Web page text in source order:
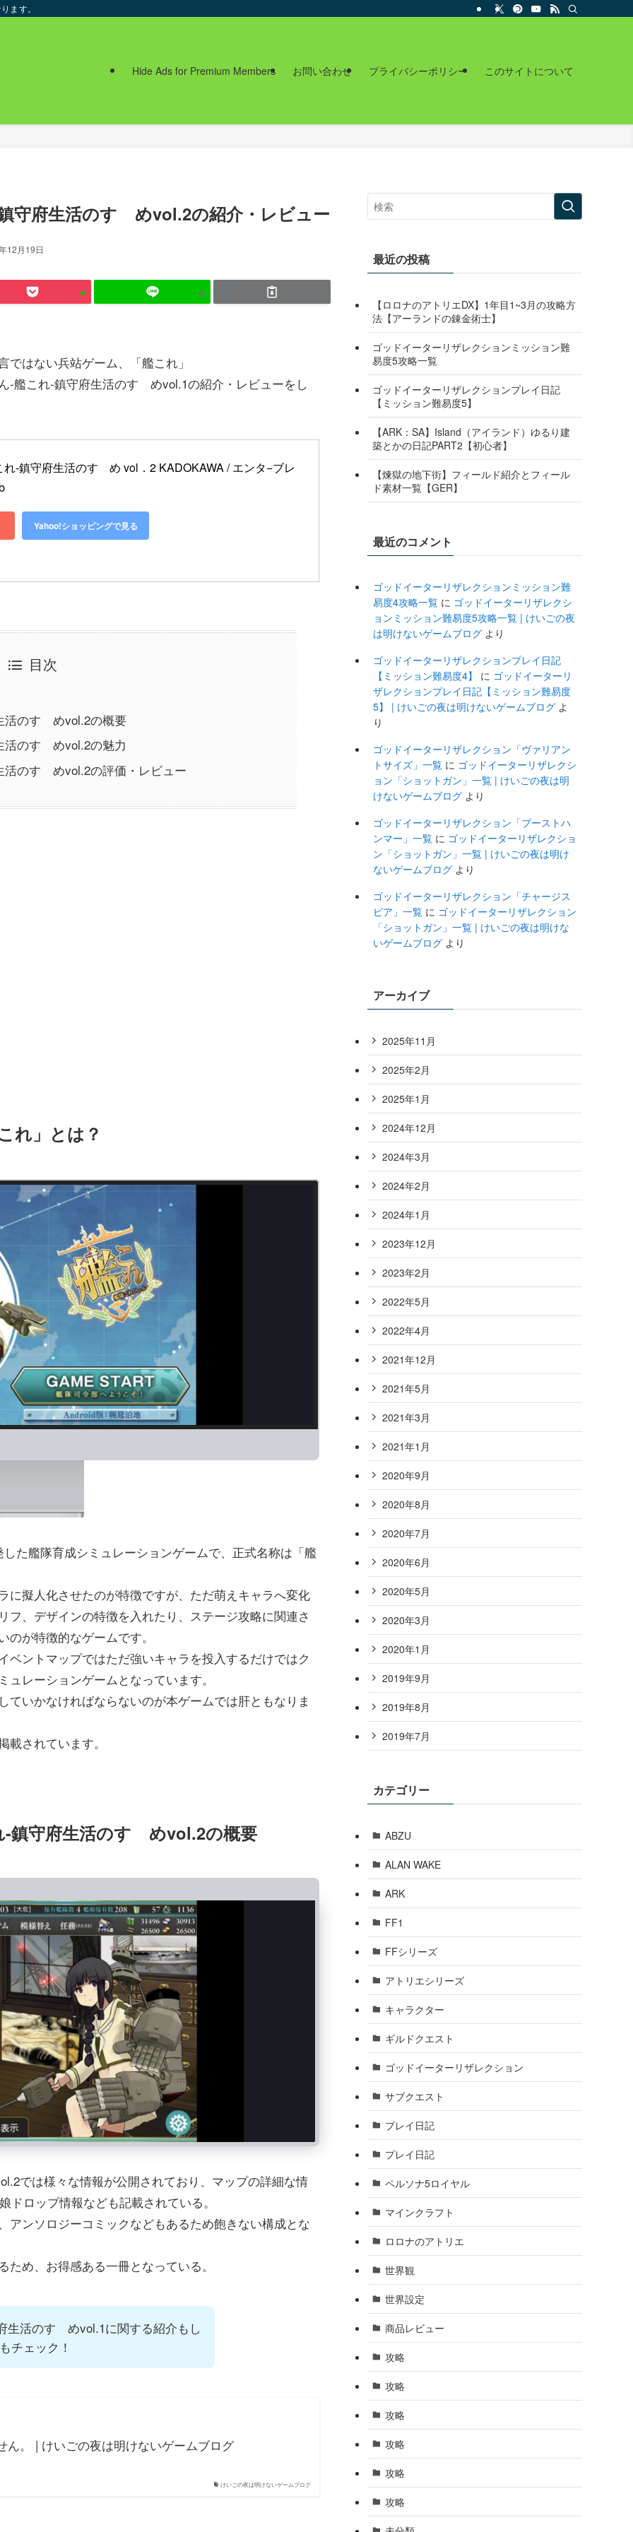
ます。
Hide Ads for Premium Members お問い合わせ プライバシーポリシー このサイトについて
守府生活のすゝめvol.2の紹介・レビュー
12月19日
はない兵站ゲーム、「艦これ」
-艦これ-鎮守府生活のすゝめvol.1の紹介・レビューをし
-鎮守府生活のすゝめ vol．2 KADOKAWA / エンタ−ブレ
Yahoo!ショッピングで見る
目次
のすゝめvol.2の概要
のすゝめvol.2の魅力
のすゝめvol.2の評価・レビュー
れ」とは？
た艦隊育成シミュレーションゲームで、正式名称は「艦
に擬人化させたのが特徴ですが、ただ萌えキャラへ変化
、デザインの特徴を入れたり、ステージ攻略に関連さ
が特徴的なゲームです。
ントマップではただ強いキャラを投入するだけではク
レーションゲームとなっています。
いかなければならないのが本ゲームでは肝ともなりま
されています。
鎮守府生活のすゝめvol.2の概要
では様々な情報が公開されており、マップの詳細な情
ロップ情報なども記載されている。
アンソロジーコミックなどもあるため飽きない構成とな
め、お得感ある一冊となっている。
活のすゝめvol.1に関する紹介もし
チェック！
けいごの夜は明けないゲームブログ
ん。 | けいごの夜は明けないゲームブログ
最近の投稿
【ロロナのアトリエDX】1年目1~3月の攻略方
法【アーランドの錬金術士】
ゴッドイーターリザレクションミッション難
易度5攻略一覧
ゴッドイーターリザレクションプレイ日記
【ミッション難易度5】
【ARK：SA】Island（アイランド）ゆるり建
築とかの日記PART2【初心者】
【煉獄の地下街】フィールド紹介とフィール
ド素材一覧【GER】
最近のコメント
ゴッドイーターリザレクションミッション難
易度4攻略一覧 に ゴッドイーターリザレクシ
ョンミッション難易度5攻略一覧 | けいごの夜
は明けないゲームブログ より
ゴッドイーターリザレクションプレイ日記
【ミッション難易度4】
に ゴッドイーターリ
ザレクションプレイ日記【ミッション難易度
5】 | けいごの夜は明けないゲームブログ よ
り
ゴッドイーターリザレクション「ヴァリアン
トサイズ」一覧 に ゴッドイーターリザレクシ
ョン「ショットガン」一覧 | けいごの夜は明
けないゲームブログ より
ゴッドイーターリザレクション「ブーストハ
ンマー」一覧 に ゴッドイーターリザレクショ
ン「ショットガン」一覧 | けいごの夜は明け
ないゲームブログ より
ゴッドイーターリザレクション「チャージス
ピア」一覧 に ゴッドイーターリザレクション
「ショットガン」一覧 | けいごの夜は明けな
いゲームブログ より
アーカイブ
2025年11月
2025年2月
2025年1月
2024年12月
2024年3月
2024年2月
2024年1月
2023年12月
2023年2月
2022年5月
2022年4月
2021年12月
2021年5月
2021年3月
2021年1月
2020年9月
2020年8月
2020年7月
2020年6月
2020年5月
2020年3月
2020年1月
2019年9月
2019年8月
2019年7月
カテゴリー
ABZU
ALAN WAKE
ARK
FF1
FFシリーズ
アトリエシリーズ
キャラクター
ギルドクエスト
ゴッドイーターリザレクション
サブクエスト
プレイ日記
プレイ日記
ペルソナ5ロイヤル
マインクラフト
ロロナのアトリエ
世界観
世界設定
商品レビュー
攻略
攻略
攻略
攻略
攻略
攻略